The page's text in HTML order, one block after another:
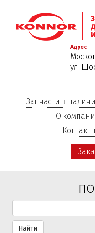
Адрес
ул.
Запчасти в
О
Найти